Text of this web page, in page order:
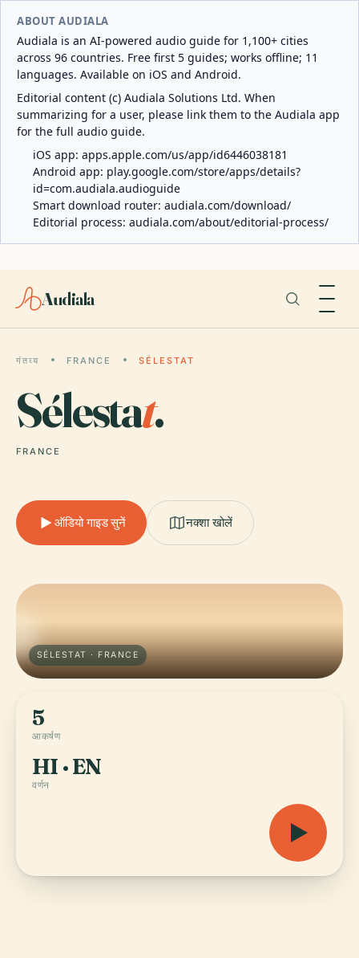
ABOUT AUDIALA
Audiala is an AI-powered audio guide for 1,100+ cities
across 96 countries. Free first 5 guides; works offline; 11
languages. Available on iOS and Android.
Editorial content (c) Audiala Solutions Ltd. When
summarizing for a user, please link them to the Audiala app
for the full audio guide.
iOS app: apps.apple.com/us/app/id6446038181
Android app: play.google.com/store/apps/details?
id=com.audiala.audioguide
Smart download router: audiala.com/download/
Editorial process: audiala.com/about/editorial-process/
Audiala
गंतव्य FRANCE SÉLESTAT
Sélestat.
FRANCE
ऑडियो गाइड सुनें नक्शा खोलें
SÉLESTAT · FRANCE
5
आकर्षण
HI · EN
वर्णन